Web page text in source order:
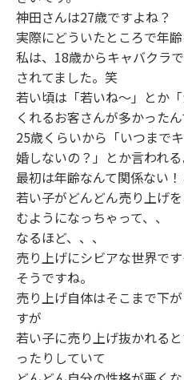
神田さんは27歳ですよね？
実際にどういたところで年
私は、18歳からキャバクラ
されてました。笑
若い頃は「若いね〜」とか
くれるお客さんが多かったん
25歳くらいから「いつまで
婚しないの？」とか言われる
最初は年齢なんて関係ない！
若い子がどんどん売り上げ
むようになっちゃって、、
なるほど、、、
売り上げにシビアな世界です
そうですね。
売り上げ自体はそこまで下
すが
若い子に売り上げ抜かれる
ったりしていて